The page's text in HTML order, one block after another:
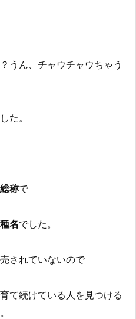
うん、チャウチャウちゃう
た。
称で
名でした。
されていないので
て続けている人を見つける